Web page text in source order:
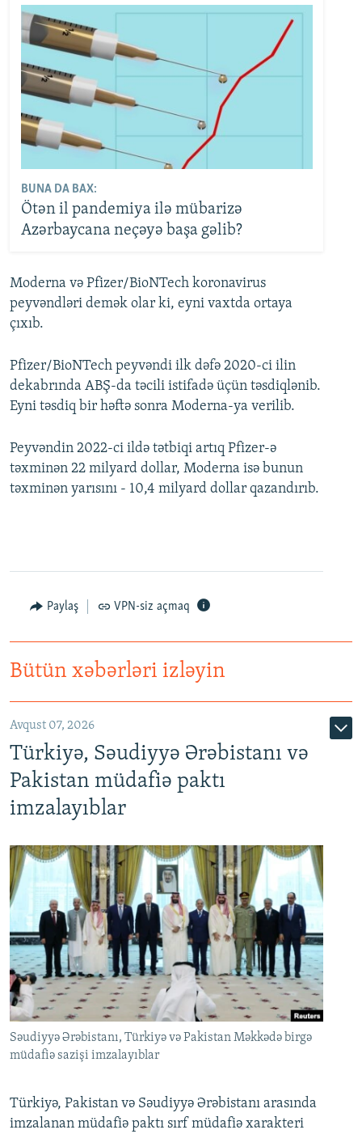
BUNA DA BAX:
Ötən il pandemiya ilə mübarizə
Azərbaycana neçəyə başa gəlib?
Moderna və Pfizer/BioNTech koronavirus
peyvəndləri demək olar ki, eyni vaxtda ortaya
çıxıb.
Pfizer/BioNTech peyvəndi ilk dəfə 2020-ci ilin
dekabrında ABŞ-da təcili istifadə üçün təsdiqlənib.
Eyni təsdiq bir həftə sonra Moderna-ya verilib.
Peyvəndin 2022-ci ildə tətbiqi artıq Pfizer-ə
təxminən 22 milyard dollar, Moderna isə bunun
təxminən yarısını - 10,4 milyard dollar qazandırıb.
Paylaş VPN-siz açmaq
Bütün xəbərləri izləyin
Avqust 07, 2026
Türkiyə, Səudiyyə Ərəbistanı və
Pakistan müdafiə paktı
imzalayıblar
Səudiyyə Ərəbistanı, Türkiyə və Pakistan Məkkədə birgə
müdafiə sazişi imzalayıblar
Türkiyə, Pakistan və Səudiyyə Ərəbistanı arasında
imzalanan müdafiə paktı sırf müdafiə xarakteri